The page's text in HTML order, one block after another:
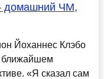
домашний ЧМ,
Йоханнес Клэбо
ближайшем
«Я сказал сам